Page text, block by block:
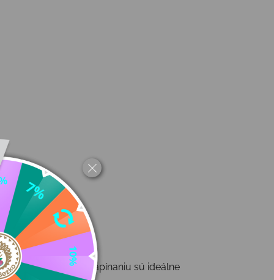
a praktickému zapínaniu sú ideálne